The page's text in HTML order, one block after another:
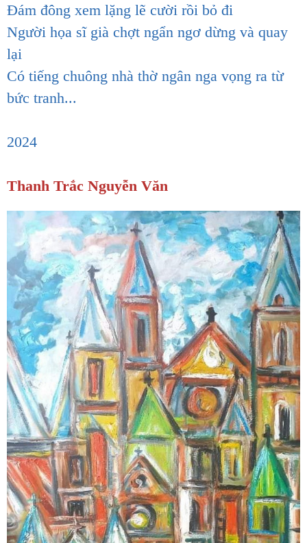
Đám đông xem lặng lẽ cười rồi bỏ đi
Người họa sĩ già chợt ngẩn ngơ dừng và quay
lại
Có tiếng chuông nhà thờ ngân nga vọng ra từ
bức tranh...
2024
Thanh Trắc Nguyễn Văn